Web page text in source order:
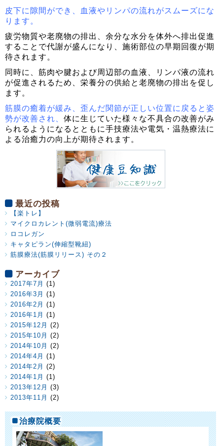
皮下に隙間ができ、血液やリンパの流れがスムーズにな
ります。
疲労物質や老廃物の排出、余分な水分を体外へ排出促進
することで代謝が盛んになり、施術部位の早期回復が期
待されます。
同時に、筋肉や腱および周辺部の血液、リンパ液の流れ
が促進されるため、栄養分の供給と老廃物の排出を促し
ます。
筋膜の癒着が緩み、歪んだ関節が正しい位置に戻ると姿
勢が改善され、 体に生じていた様々な不具合の改善がみ
られるようになるとともに手技療法や電気・温熱療法に
よる治癒力の向上が期待されます。
最近の投稿
【楽トレ】
マイクロカレント(微弱電流)療法
ロコレガン
キャタピラン(伸縮型靴紐)
筋膜療法(筋膜リリース) その２
アーカイブ
2017年7月 (1)
2016年3月 (1)
2016年2月 (1)
2016年1月 (1)
2015年12月 (2)
2015年10月 (2)
2014年10月 (2)
2014年4月 (1)
2014年2月 (2)
2014年1月 (1)
2013年12月 (3)
2013年11月 (2)
治療院概要